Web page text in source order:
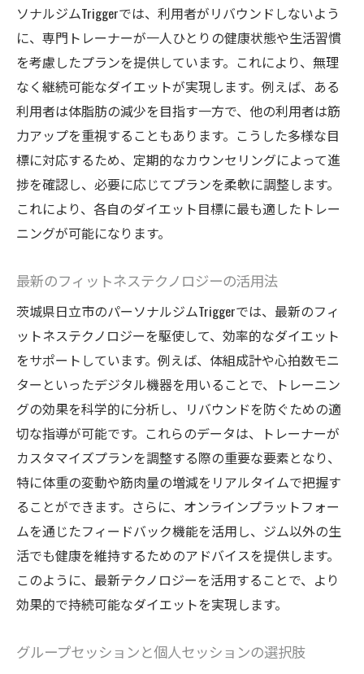
ソナルジムTriggerでは、利用者がリバウンドしないよう
に、専門トレーナーが一人ひとりの健康状態や生活習慣
を考慮したプランを提供しています。これにより、無理
なく継続可能なダイエットが実現します。例えば、ある
利用者は体脂肪の減少を目指す一方で、他の利用者は筋
力アップを重視することもあります。こうした多様な目
標に対応するため、定期的なカウンセリングによって進
捗を確認し、必要に応じてプランを柔軟に調整します。
これにより、各自のダイエット目標に最も適したトレー
ニングが可能になります。
最新のフィットネステクノロジーの活用法
茨城県日立市のパーソナルジムTriggerでは、最新のフィ
ットネステクノロジーを駆使して、効率的なダイエット
をサポートしています。例えば、体組成計や心拍数モニ
ターといったデジタル機器を用いることで、トレーニン
グの効果を科学的に分析し、リバウンドを防ぐための適
切な指導が可能です。これらのデータは、トレーナーが
カスタマイズプランを調整する際の重要な要素となり、
特に体重の変動や筋肉量の増減をリアルタイムで把握す
ることができます。さらに、オンラインプラットフォー
ムを通じたフィードバック機能を活用し、ジム以外の生
活でも健康を維持するためのアドバイスを提供します。
このように、最新テクノロジーを活用することで、より
効果的で持続可能なダイエットを実現します。
グループセッションと個人セッションの選択肢